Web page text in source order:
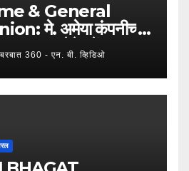
& General
मे. अमेया कंपनीच्या
कामगार नेते महेंद्र घरत
रुपयांची ऐतिहासिक
360 - एन. बी. व्हिडिओ